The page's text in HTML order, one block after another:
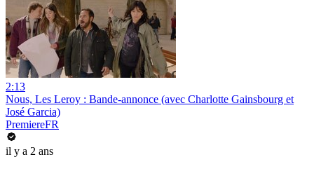
2:13
Nous, Les Leroy : Bande-annonce (avec Charlotte Gainsbourg et
José Garcia)
PremiereFR
il y a 2 ans